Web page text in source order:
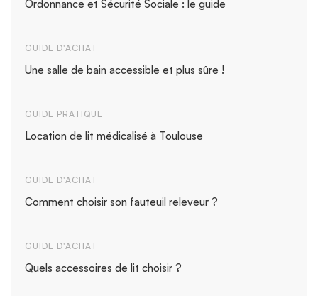
Ordonnance et Sécurité Sociale : le guide
GUIDE D'ACHAT
Une salle de bain accessible et plus sûre !
GUIDE PRATIQUE
Location de lit médicalisé à Toulouse
GUIDE D'ACHAT
Comment choisir son fauteuil releveur ?
GUIDE D'ACHAT
Quels accessoires de lit choisir ?